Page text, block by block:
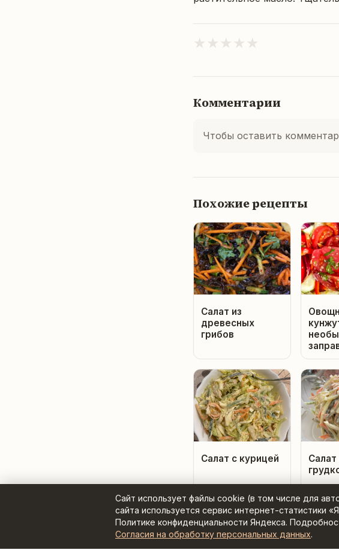
Сайт использует файлы cookie (в том числе для
сайта используется сервис интернет-
Политике конфиденциальности Яндекса.
Согласия на обработку персональных данных.
★ ★ ★ ★ ★
Комментарии
Чтобы оставить
Похожие рецепты
Салат из
древесных
грибов
Салат с курицей
Салат